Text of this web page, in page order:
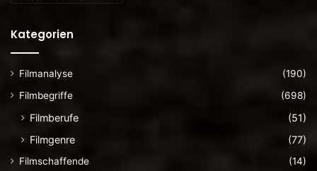
Kategorien
Filmanalyse
(190)
Filmbegriffe
(698)
Filmberufe
(51)
Filmgenre
(77)
Filmschaffende (14)